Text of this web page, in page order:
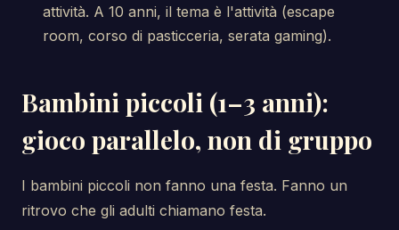
attività. A 10 anni, il tema è l'attività (escape
room, corso di pasticceria, serata gaming).
Bambini piccoli (1–3 anni):
gioco parallelo, non di gruppo
I bambini piccoli non fanno una festa. Fanno un
ritrovo che gli adulti chiamano festa.